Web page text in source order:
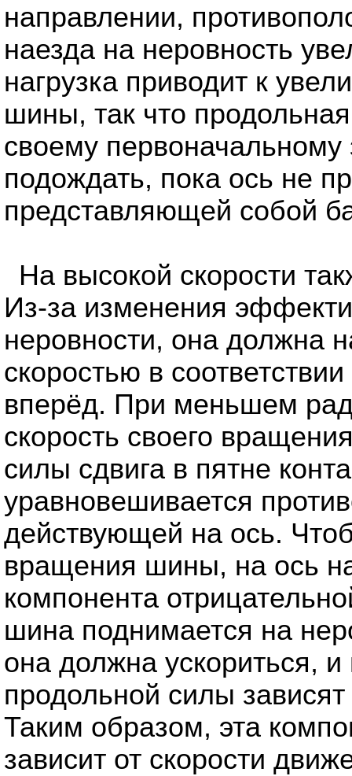
направлении,
наезда на неровность
нагрузка приводит к
шины, так что
своему
подождать, пока ось не
представляющей собой
На высокой скорости
Из-за изменения
неровности, она должна
скоростью в
вперёд. При меньшем
скорость своего
силы сдвига в пятне
уравновешивается
действующей на ось.
вращения шины, на ось
компонента
шина поднимается на
она должна ускориться,
продольной силы
Таким образом, эта
зависит от скорости